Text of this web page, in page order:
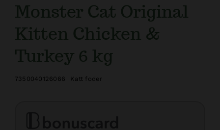
Monster Cat Original
Kitten Chicken &
Turkey 6 kg
7350040126066 Katt foder